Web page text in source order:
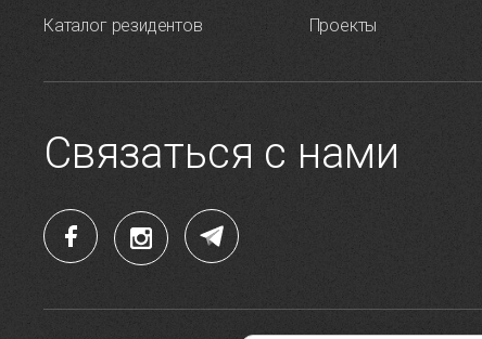
Каталог резидентов
Проекты
Связаться с нами